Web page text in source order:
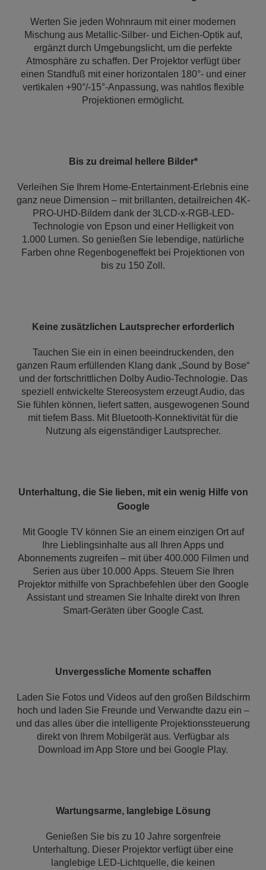
Werten Sie jeden Wohnraum mit einer modernen
Mischung aus Metallic-Silber- und Eichen-Optik auf,
ergänzt durch Umgebungslicht, um die perfekte
Atmosphäre zu schaffen. Der Projektor verfügt über
einen Standfuß mit einer horizontalen 180°- und einer
vertikalen +90°/-15°-Anpassung, was nahtlos flexible
Projektionen ermöglicht.
Bis zu dreimal hellere Bilder*
Verleihen Sie Ihrem Home-Entertainment-Erlebnis eine
ganz neue Dimension – mit brillanten, detailreichen 4K-
PRO-UHD-Bildern dank der 3LCD-x-RGB-LED-
Technologie von Epson und einer Helligkeit von
1.000 Lumen. So genießen Sie lebendige, natürliche
Farben ohne Regenbogeneffekt bei Projektionen von
bis zu 150 Zoll.
Keine zusätzlichen Lautsprecher erforderlich
Tauchen Sie ein in einen beeindruckenden, den
ganzen Raum erfüllenden Klang dank „Sound by Bose“
und der fortschrittlichen Dolby Audio-Technologie. Das
speziell entwickelte Stereosystem erzeugt Audio, das
Sie fühlen können, liefert satten, ausgewogenen Sound
mit tiefem Bass. Mit Bluetooth-Konnektivität für die
Nutzung als eigenständiger Lautsprecher.
Unterhaltung, die Sie lieben, mit ein wenig Hilfe von
Google
Mit Google TV können Sie an einem einzigen Ort auf
Ihre Lieblingsinhalte aus all Ihren Apps und
Abonnements zugreifen – mit über 400.000 Filmen und
Serien aus über 10.000 Apps. Steuern Sie Ihren
Projektor mithilfe von Sprachbefehlen über den Google
Assistant und streamen Sie Inhalte direkt von Ihren
Smart-Geräten über Google Cast.
Unvergessliche Momente schaffen
Laden Sie Fotos und Videos auf den großen Bildschirm
hoch und laden Sie Freunde und Verwandte dazu ein –
und das alles über die intelligente Projektionssteuerung
direkt von Ihrem Mobilgerät aus. Verfügbar als
Download im App Store und bei Google Play.
Wartungsarme, langlebige Lösung
Genießen Sie bis zu 10 Jahre sorgenfreie
Unterhaltung. Dieser Projektor verfügt über eine
langlebige LED-Lichtquelle, die keinen